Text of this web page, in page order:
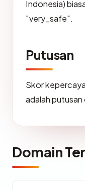
Indonesia)
"very_safe".
Putusan
Skor
adalah
Domain